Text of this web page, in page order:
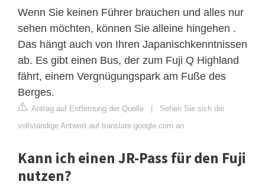
Wenn Sie keinen Führer brauchen und alles nur
sehen möchten, können Sie alleine hingehen .
Das hängt auch von Ihren Japanischkenntnissen
ab. Es gibt einen Bus, der zum Fuji Q Highland
fährt, einem Vergnügungspark am Fuße des
Berges.
Antrag auf Entfernung der Quelle | Sehen Sie sich die
vollständige Antwort auf translate.google.com an
Kann ich einen JR-Pass für den Fuji
nutzen?